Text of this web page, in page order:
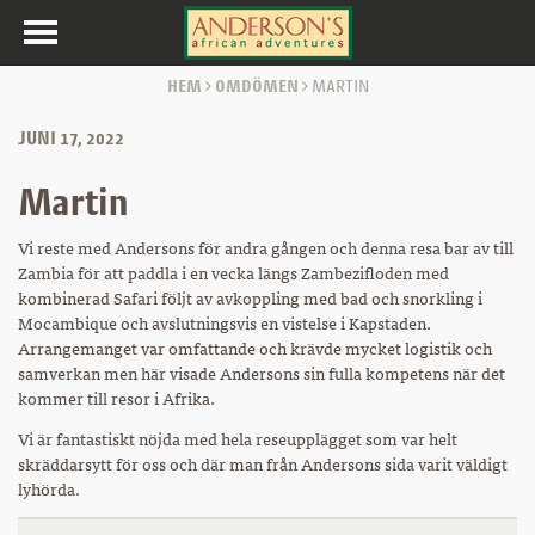
Toggle
navigation
HEM OMDÖMEN MARTIN
JUNI 17, 2022
Martin
Vi reste med Andersons för andra gången och denna resa bar av till
Zambia för att paddla i en vecka längs Zambezifloden med
kombinerad Safari följt av avkoppling med bad och snorkling i
Mocambique och avslutningsvis en vistelse i Kapstaden.
Arrangemanget var omfattande och krävde mycket logistik och
samverkan men här visade Andersons sin fulla kompetens när det
kommer till resor i Afrika.
Vi är fantastiskt nöjda med hela reseupplägget som var helt
skräddarsytt för oss och där man från Andersons sida varit väldigt
lyhörda.